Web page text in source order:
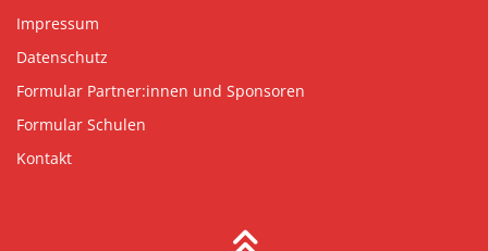
Impressum
Datenschutz
Formular Partner:innen und Sponsoren
Formular Schulen
Kontakt